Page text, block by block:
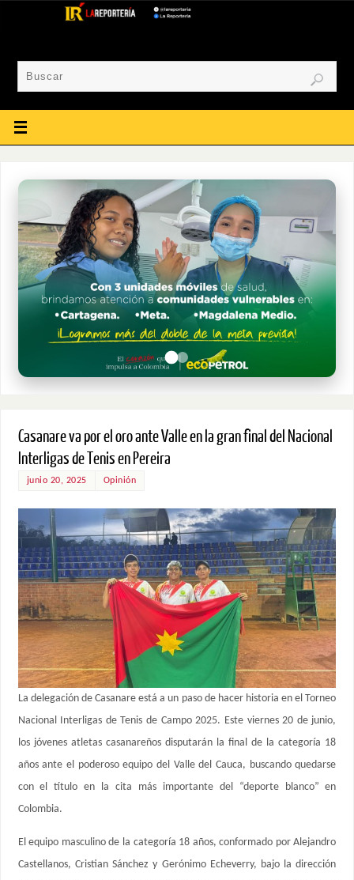
Casanare va por el oro ante Valle en la gran final del Nacional
Interligas de Tenis en Pereira
junio 20, 2025 Opinión
La delegación de Casanare está a un paso de hacer historia en el Torneo
Nacional Interligas de Tenis de Campo 2025. Este viernes 20 de junio,
los jóvenes atletas casanareños disputarán la final de la categoría 18
años ante el poderoso equipo del Valle del Cauca, buscando quedarse
con el título en la cita más importante del “deporte blanco” en
Colombia.
El equipo masculino de la categoría 18 años, conformado por Alejandro
Castellanos, Cristian Sánchez y Gerónimo Echeverry, bajo la dirección